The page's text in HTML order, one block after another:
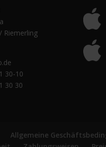
Riemerling
30-10
30 30
Allgemeine